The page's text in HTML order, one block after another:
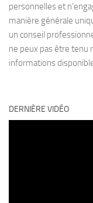
personnelles et
manière générale
un conseil
ne peux pas être tenu
informations
DERNIÈRE VIDÉO